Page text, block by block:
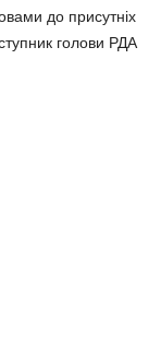
до присутніх
голови РДА